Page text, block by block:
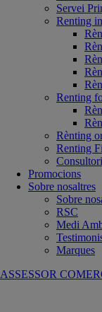
Servei
Renting
Renting
Rènting
Renting
Promocions
Sobre nosaltres
Sobre
RSC
Medi
Marques
ASSESSOR